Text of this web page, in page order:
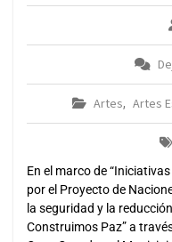
Artes, Artes
En el marco de
por el Proyecto de
la seguridad y la
Construimos Paz” a